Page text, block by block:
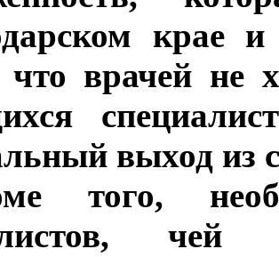
крае
что врачей не
выход из
того,
чей